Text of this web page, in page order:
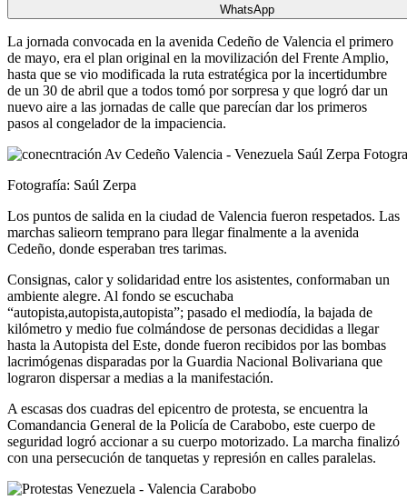
WhatsApp
La jornada convocada en la avenida Cedeño de Valencia el primero
de mayo, era el plan original en la movilización del Frente Amplio,
hasta que se vio modificada la ruta estratégica por la incertidumbre
de un 30 de abril que a todos tomó por sorpresa y que logró dar un
nuevo aire a las jornadas de calle que parecían dar los primeros
pasos al congelador de la impaciencia.
Fotografía: Saúl Zerpa
Los puntos de salida en la ciudad de Valencia fueron respetados. Las
marchas salieorn temprano para llegar finalmente a la avenida
Cedeño, donde esperaban tres tarimas.
Consignas, calor y solidaridad entre los asistentes, conformaban un
ambiente alegre. Al fondo se escuchaba
“autopista,autopista,autopista”; pasado el mediodía, la bajada de
kilómetro y medio fue colmándose de personas decididas a llegar
hasta la Autopista del Este, donde fueron recibidos por las bombas
lacrimógenas disparadas por la Guardia Nacional Bolivariana que
lograron dispersar a medias a la manifestación.
A escasas dos cuadras del epicentro de protesta, se encuentra la
Comandancia General de la Policía de Carabobo, este cuerpo de
seguridad logró accionar a su cuerpo motorizado. La marcha finalizó
con una persecución de tanquetas y represión en calles paralelas.